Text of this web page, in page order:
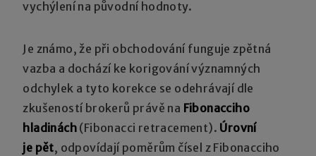
vychýlení na původní hodnoty.
Je známo, že při obchodování funguje zpětná
vazba a dochází ke korigování významných
odchylek a tyto korekce se odehrávají dle
zkušeností brokerů právě na Fibonacciho
hladinách (Fibonacci retracement). Úrovní
je pět, odpovídají poměrům čísel z Fibonacciho